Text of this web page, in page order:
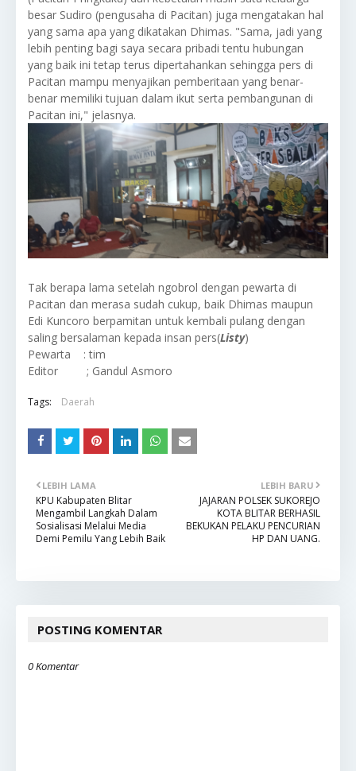
besar Sudiro (pengusaha di Pacitan) juga mengatakan hal
yang sama apa yang dikatakan Dhimas. "Sama, jadi yang
lebih penting bagi saya secara pribadi tentu hubungan
yang baik ini tetap terus dipertahankan sehingga pers di
Pacitan mampu menyajikan pemberitaan yang benar-
benar memiliki tujuan dalam ikut serta pembangunan di
Pacitan ini," jelasnya.
Tak berapa lama setelah ngobrol dengan pewarta di
Pacitan dan merasa sudah cukup, baik Dhimas maupun
Edi Kuncoro berpamitan untuk kembali pulang dengan
saling bersalaman kepada insan pers(Listy)
Pewarta : tim
Editor ; Gandul Asmoro
Tags: Daerah
LEBIH BARU
JAJARAN POLSEK SUKOREJO
KOTA BLITAR BERHASIL
BEKUKAN PELAKU PENCURIAN
HP DAN UANG.
LEBIH LAMA
KPU Kabupaten Blitar
Mengambil Langkah Dalam
Sosialisasi Melalui Media
Demi Pemilu Yang Lebih Baik
POSTING KOMENTAR
0 Komentar